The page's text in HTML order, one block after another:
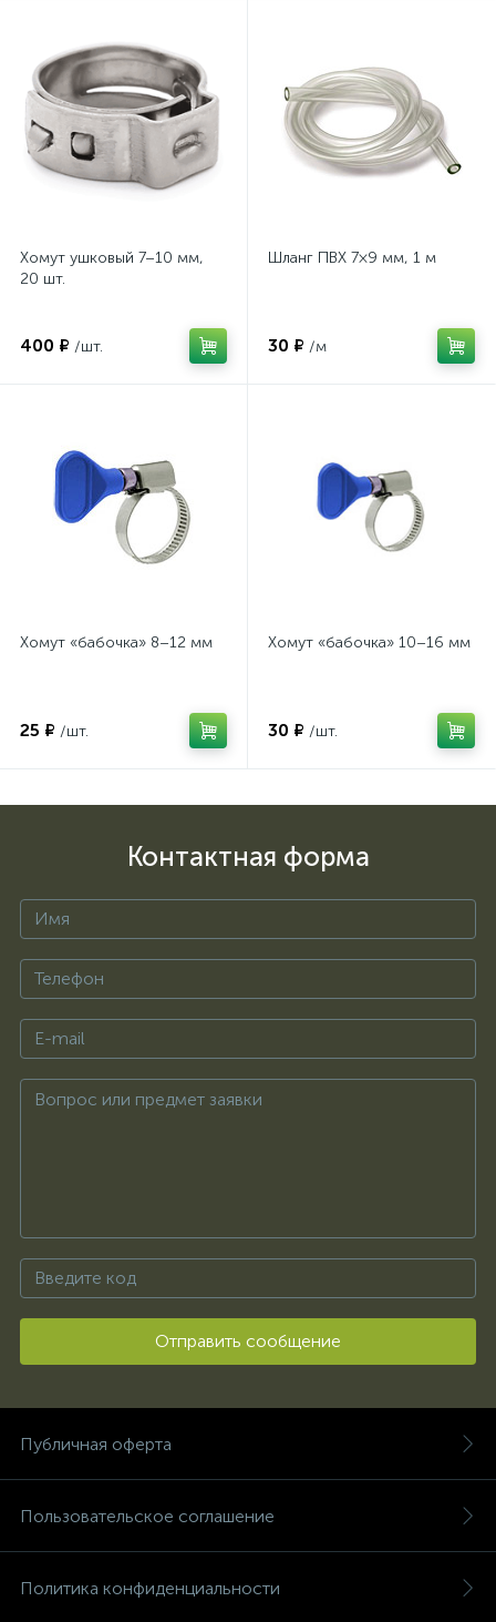
Хомут ушковый 7–10 мм,
20 шт.
400 ₽ /шт.
Шланг ПВХ 7×9 мм, 1 м
30 ₽ /м
Хомут «бабочка» 8–12 мм
25 ₽ /шт.
Хомут «бабочка» 10–16 мм
30 ₽ /шт.
Контактная форма
Отправить сообщение
Публичная оферта
Пользовательское соглашение
Политика конфиденциальности